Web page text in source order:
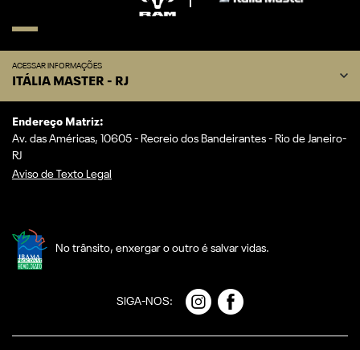
ACESSAR INFORMAÇÕES
ITÁLIA MASTER - RJ
Endereço Matriz:
Av. das Américas, 10605 - Recreio dos Bandeirantes - Rio de Janeiro-
RJ
Aviso de Texto Legal
No trânsito, enxergar o outro é salvar vidas.
SIGA-NOS: